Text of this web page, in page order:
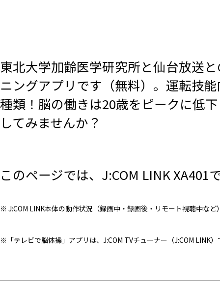
東北大学加齢医学研究所と仙台放送
ニングアプリです（無料）。運転技
種類！脳の働きは20歳をピークに低
してみませんか？
このページでは、J:COM LINK
※ J:COM LINK本体の動作状況（録画中・録画後・リモート視聴中な
※「テレビで脳体操」アプリは、J:COM TVチューナー（J:COM LINK